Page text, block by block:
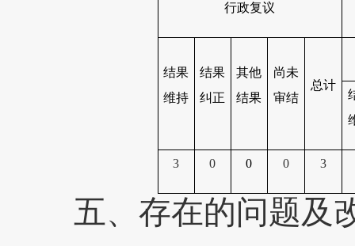
行政复议
结果
维持
结果
纠正
其他
结果
尚未
审结
总计
3 0 0 0 3
五、存在的问题及